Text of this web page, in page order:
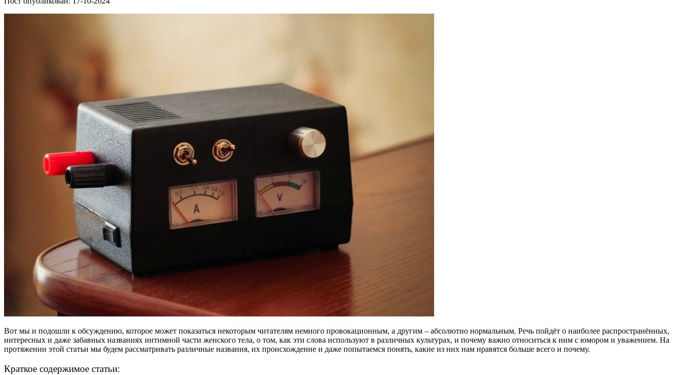
Вот мы и подошли к обсуждению, которое может показаться некоторым читателям немного провокационным, а другим – абсолютно нормальным. Речь пойдёт о наиболее распространённых,
интересных и даже забавных названиях интимной части женского тела, о том, как эти слова используют в различных культурах, и почему важно относиться к ним с юмором и уважением. На
протяжении этой статьи мы будем рассматривать различные названия, их происхождение и даже попытаемся понять, какие из них нам нравятся больше всего и почему.
Краткое содержимое статьи: